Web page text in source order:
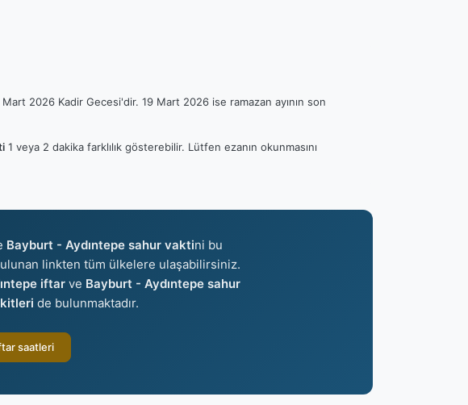
2026 Kadir Gecesi'dir. 19 Mart 2026 ise ramazan ayının son
1 veya 2 dakika farklılık gösterebilir. Lütfen ezanın okunmasını
Bayburt - Aydıntepe sahur vaktini bu
linkten tüm ülkelere ulaşabilirsiniz.
iftar ve Bayburt - Aydıntepe sahur
de bulunmaktadır.
saatleri